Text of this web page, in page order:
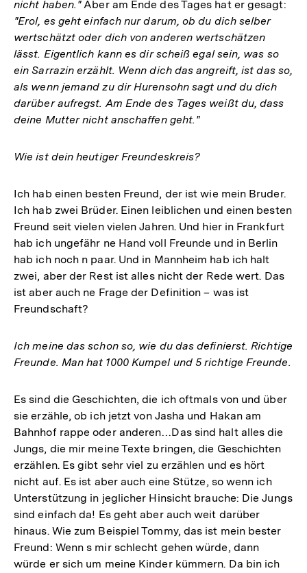
nicht haben."Aber am Ende des Tages hat er gesagt:
"Erol, es geht einfach nur darum, ob du dich selber
wertschätzt oder dich von anderen wertschätzen
lässt. Eigentlich kann es dir scheiß egal sein, was so
ein Sarrazin erzählt. Wenn dich das angreift, ist das so,
als wenn jemand zu dir Hurensohn sagt und du dich
darüber aufregst. Am Ende des Tages weißt du, dass
deine Mutter nicht anschaffen geht."
Wie ist dein heutiger Freundeskreis?
Ich hab einen besten Freund, der ist wie mein Bruder.
Ich hab zwei Brüder. Einen leiblichen und einen besten
Freund seit vielen vielen Jahren. Und hier in Frankfurt
hab ich ungefähr ne Hand voll Freunde und in Berlin
hab ich noch n paar. Und in Mannheim hab ich halt
zwei, aber der Rest ist alles nicht der Rede wert. Das
ist aber auch ne Frage der Definition – was ist
Freundschaft?
Ich meine das schon so, wie du das definierst. Richtige
Freunde. Man hat 1000 Kumpel und 5 richtige Freunde.
Es sind die Geschichten, die ich oftmals von und über
sie erzähle, ob ich jetzt von Jasha und Hakan am
Bahnhof rappe oder anderen…Das sind halt alles die
Jungs, die mir meine Texte bringen, die Geschichten
erzählen. Es gibt sehr viel zu erzählen und es hört
nicht auf. Es ist aber auch eine Stütze, so wenn ich
Unterstützung in jeglicher Hinsicht brauche: Die Jungs
sind einfach da! Es geht aber auch weit darüber
hinaus. Wie zum Beispiel Tommy, das ist mein bester
Freund: Wenn s mir schlecht gehen würde, dann
würde er sich um meine Kinder kümmern. Da bin ich